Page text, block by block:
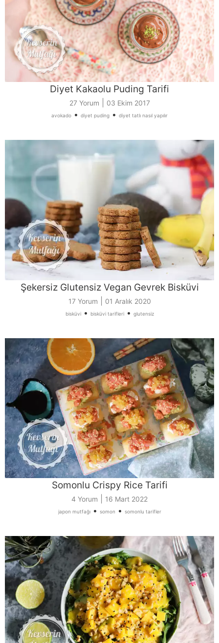
Diyet Kakaolu Puding Tarifi
27 Yorum 03 Ekim 2017
avokado • diyet puding • diyet tatlı nasıl yapılır
Şekersiz Glutensiz Vegan Gevrek Bisküvi
17 Yorum 01 Aralık 2020
bisküvi• bisküvi tarifleri• glutensiz
Somonlu Crispy Rice Tarifi
4 Yorum 16 Mart 2022
japon mutfağı• somon • somonlu tarifler